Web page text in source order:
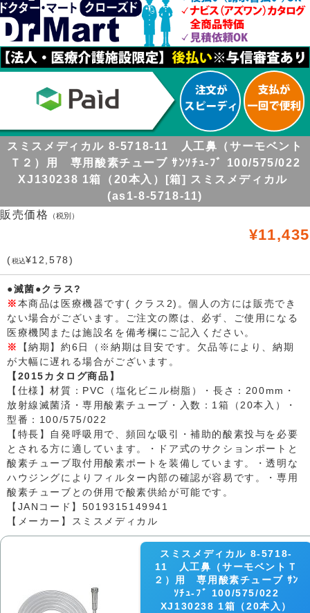
スミスメディカル 8-5718-11 人工鼻（サーモベント
Ｔ２）用 専用酸素チューブ ｻﾝｿﾁｭ-ﾌﾞ 100/575/022
XJ130238 1箱（20本入）[箱] スミスメディカル
(as1-8-5718-11)
販売価格
（税別）
¥11,435
(税込¥12,578)
●滅菌●クラス?
※本商品は医療機器です( クラス2)。個人の方には販売でき
ない場合がございます。ご注文の際は、必ず、ご使用になる
医療機関または施設名を備考欄にご記入ください。
※
【納期】約6日（※納期は目安です。欠品等により、納期
が大幅に遅れる場合がございます。
【2015カタログ商品】
【仕様】材質：PVC（塩化ビニル樹脂）・長さ：200mm・
放射線滅菌済・専用酸素チューブ・入数：1箱（20本入）・
型番：100/575/022
【特長】自発呼吸用で、頻回な吸引・補助的酸素投与を必要
とされる方に適しています。・ドア式のサクションポートと
酸素チューブ取付用酸素ポートを装備しています。・透明な
ハウジングによりフィルター内部の確認が容易です。・専用
酸素チューブとの併用で酸素供給が可能です。
【JANコード】5019315149941
【メーカー】スミスメディカル
スミスメディカル 8-5718-
11 人工鼻（サーモベントＴ
２）用 専用酸素チューブ ｻﾝ
ｿﾁｭ-ﾌﾞ 100/575/022
XJ130238 1箱（20本入）